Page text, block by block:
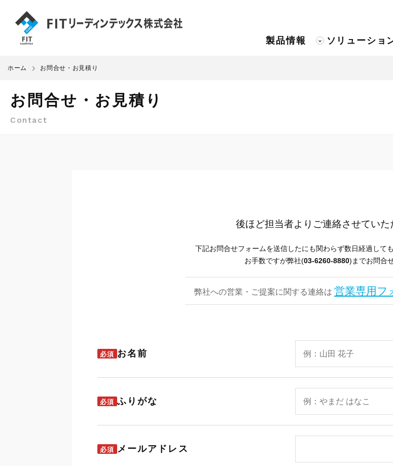
製品情報 ソリューショ
ホーム お問合せ・お見積り
お問合せ・お見積り
Contact
後ほど担当者よりご連絡させていた
下記お問合せフォームを送信したにも関わらず数日経過して
お手数ですが弊社(03-6260-8880)までお問合
弊社への営業・ご提案に関する連絡は 営業専用フ
必須 お名前
必須 ふりがな
必須 メールアドレス